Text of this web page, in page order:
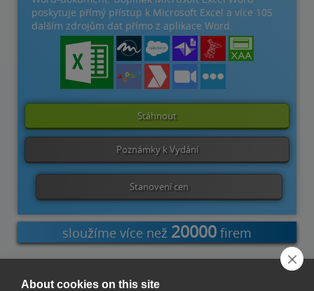
Stáhnout
Poznámky k Vydání
Stanovení cen
poskytuje přímý přístup k Microsoft Excel a více 105
dalším zdrojům dat přímo z aplikace Word.
sloužíme více než 20000 firem
About cookies on this site